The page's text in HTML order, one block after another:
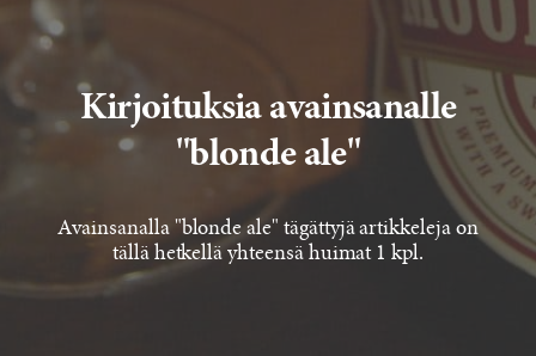
Kirjoituksia avainsanalle
"blonde ale"
Avainsanalla "blonde ale" tägättyjä artikkeleja on
tällä hetkellä yhteensä huimat 1 kpl.